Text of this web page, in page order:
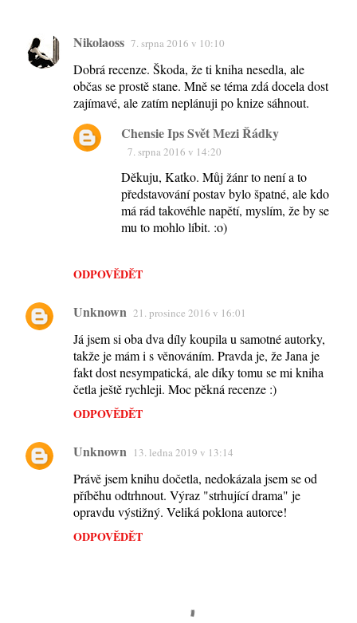
K
o
Nikolaoss 7. srpna 2016 v 10:10
Dobrá recenze. Škoda, že ti kniha nesedla, ale
občas se prostě stane. Mně se téma zdá docela dost
zajímavé, ale zatím neplánuji po knize sáhnout.
ODPOVĚDĚT
Chensie Ips Svět Mezi Řádky
7. srpna 2016 v 14:20
Děkuju, Katko. Můj žánr to není a to
představování postav bylo špatné, ale kdo
má rád takovéhle napětí, myslím, že by se
mu to mohlo líbit. :o)
Unknown 21. prosince 2016 v 16:01
Já jsem si oba dva díly koupila u samotné autorky,
takže je mám i s věnováním. Pravda je, že Jana je
fakt dost nesympatická, ale díky tomu se mi kniha
četla ještě rychleji. Moc pěkná recenze :)
ODPOVĚDĚT
Unknown 13. ledna 2019 v 13:14
Právě jsem knihu dočetla, nedokázala jsem se od
příběhu odtrhnout. Výraz "strhující drama" je
opravdu výstižný. Veliká poklona autorce!
ODPOVĚDĚT